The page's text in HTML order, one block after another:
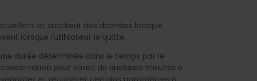
et stockent des données lorsque
lorsque l'utilisateur le quitte.
durée déterminée dans le temps par le
peut varier de quelques minutes à